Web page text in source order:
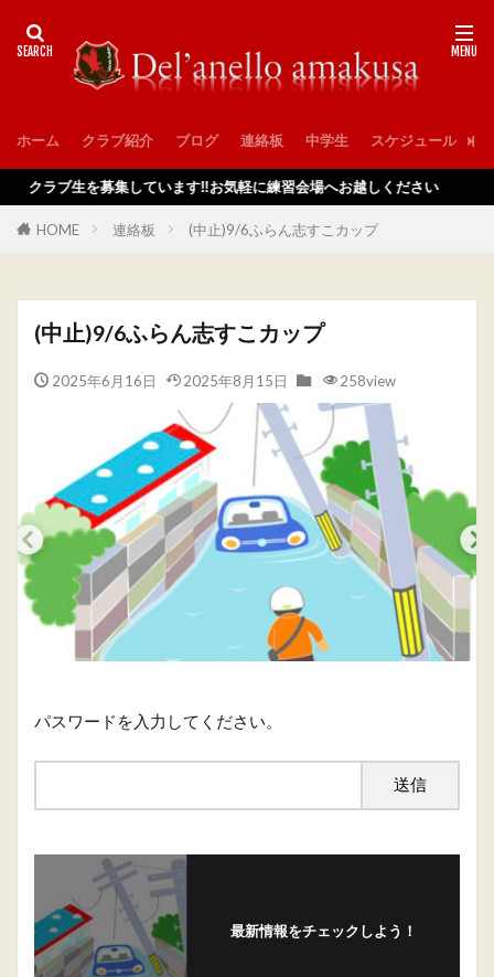
ホーム クラブ紹介 ブログ 連絡板 中学生 スケジュール
ブ生を募集しています‼️お気軽に練習会場へお越しください
HOME 連絡板 (中止)9/6ふらん志すこカップ
(中止)9/6ふらん志すこカップ
2025年6月16日 2025年8月15日 258view
パスワードを入力してください。
最新情報をチェックしよう！